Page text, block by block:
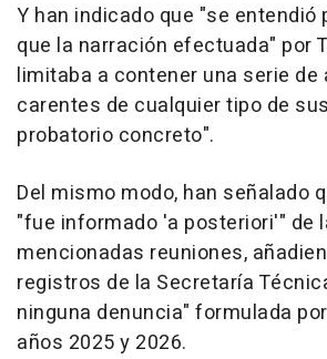
Y han indicado que "se
que la narración efectuada" por
limitaba a contener una serie de
carentes de cualquier tipo de
probatorio concreto".
Del mismo modo, han señalado
"fue informado 'a posteriori'" de
mencionadas reuniones,
registros de la Secretaría
ninguna denuncia" formulada
años 2025 y 2026.